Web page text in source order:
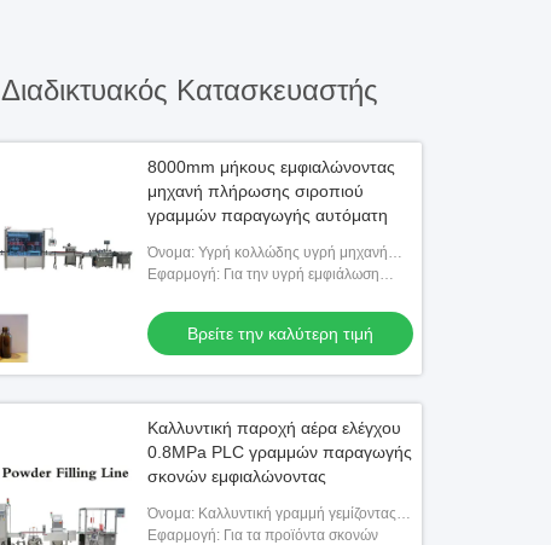
Διαδικτυακός Κατασκευαστής
8000mm μήκους εμφιαλώνοντας
μηχανή πλήρωσης σιροπιού
γραμμών παραγωγής αυτόματη
Όνομα: Υγρή κολλώδης υγρή μηχανή
πλήρωσης
Εφαρμογή: Για την υγρή εμφιάλωση
Βρείτε την καλύτερη τιμή
Καλλυντική παροχή αέρα ελέγχου
0.8MPa PLC γραμμών παραγωγής
σκονών εμφιαλώνοντας
Όνομα: Καλλυντική γραμμή γεμίζοντας
μηχανών προϊόντων σκονών
Εφαρμογή: Για τα προϊόντα σκονών